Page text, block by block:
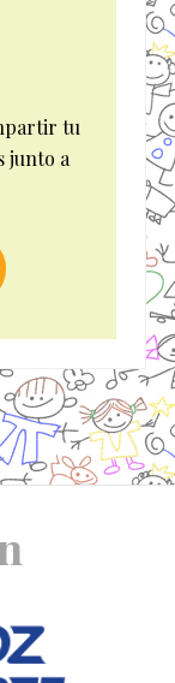
tu
junto a